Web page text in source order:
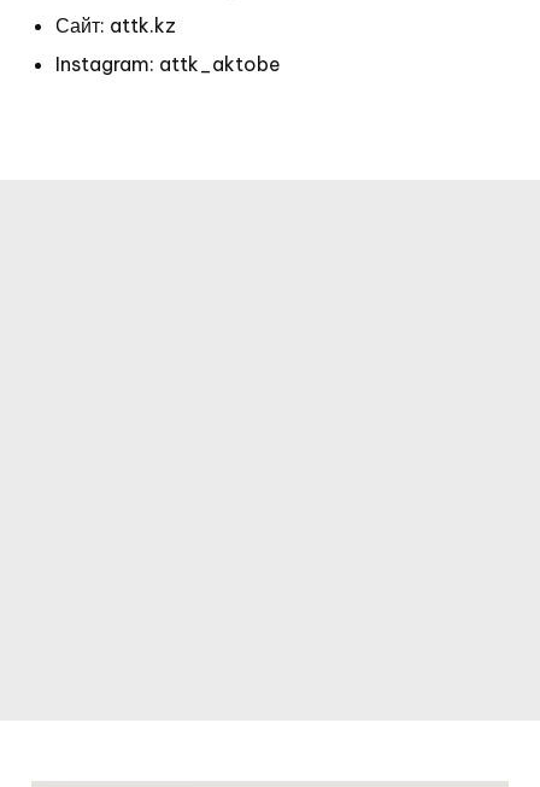
Сайт: attk.kz
Instagram: attk_aktobe